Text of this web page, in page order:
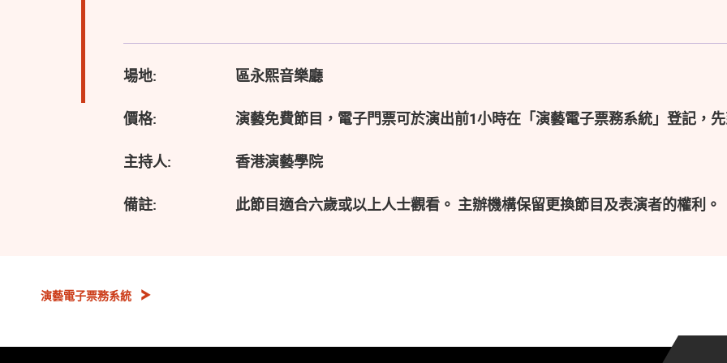
場地: 區永熙音樂廳
價格: 演藝免費節目，電子門票可於演出前1小時在「演藝電子票務系統」登記，
主持人: 香港演藝學院
備註: 此節目適合六歲或以上人士觀看。 主辦機構保留更換節目及表演者的權利。
演藝電子票務系統